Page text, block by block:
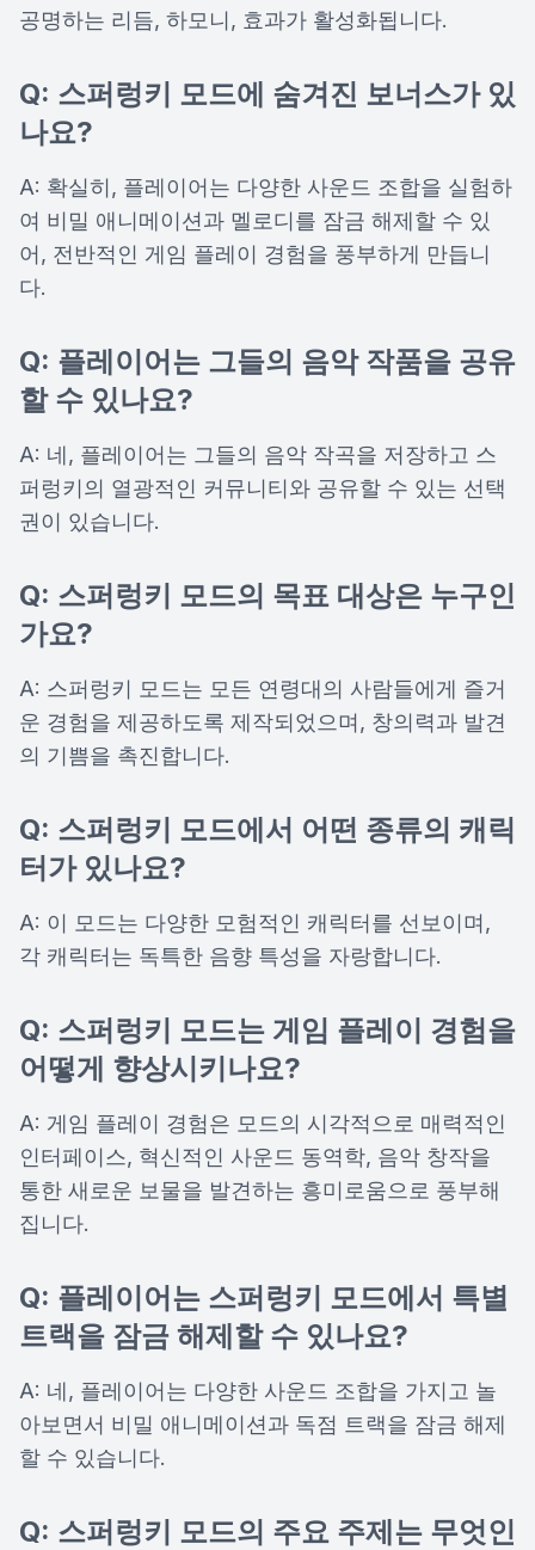
공명하는 리듬, 하모니, 효과가 활성화됩니다.
Q: 스퍼렁키 모드에 숨겨진 보너스가 있
나요?
A: 확실히, 플레이어는 다양한 사운드 조합을 실험하
여 비밀 애니메이션과 멜로디를 잠금 해제할 수 있
어, 전반적인 게임 플레이 경험을 풍부하게 만듭니
다.
Q: 플레이어는 그들의 음악 작품을 공유
할 수 있나요?
A: 네, 플레이어는 그들의 음악 작곡을 저장하고 스
퍼렁키의 열광적인 커뮤니티와 공유할 수 있는 선택
권이 있습니다.
Q: 스퍼렁키 모드의 목표 대상은 누구인
가요?
A: 스퍼렁키 모드는 모든 연령대의 사람들에게 즐거
운 경험을 제공하도록 제작되었으며, 창의력과 발견
의 기쁨을 촉진합니다.
Q: 스퍼렁키 모드에서 어떤 종류의 캐릭
터가 있나요?
A: 이 모드는 다양한 모험적인 캐릭터를 선보이며,
각 캐릭터는 독특한 음향 특성을 자랑합니다.
Q: 스퍼렁키 모드는 게임 플레이 경험을
어떻게 향상시키나요?
A: 게임 플레이 경험은 모드의 시각적으로 매력적인
인터페이스, 혁신적인 사운드 동역학, 음악 창작을
통한 새로운 보물을 발견하는 흥미로움으로 풍부해
집니다.
Q: 플레이어는 스퍼렁키 모드에서 특별
트랙을 잠금 해제할 수 있나요?
A: 네, 플레이어는 다양한 사운드 조합을 가지고 놀
아보면서 비밀 애니메이션과 독점 트랙을 잠금 해제
할 수 있습니다.
Q: 스퍼렁키 모드의 주요 주제는 무엇인